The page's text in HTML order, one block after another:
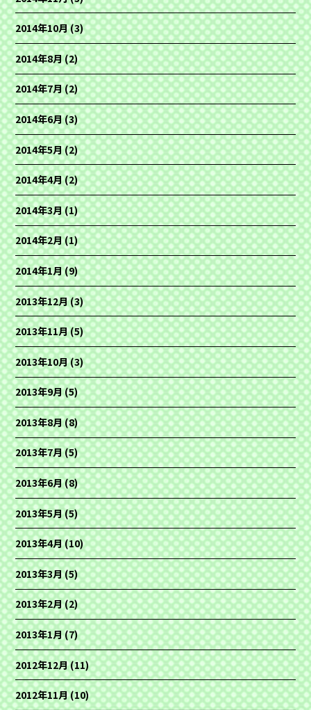
2014年10月(3)
2014年8月(2)
2014年7月(2)
2014年6月(3)
2014年5月(2)
2014年4月(2)
2014年3月(1)
2014年2月(1)
2014年1月(9)
2013年12月(3)
2013年11月(5)
2013年10月(3)
2013年9月(5)
2013年8月(8)
2013年7月(5)
2013年6月(8)
2013年5月(5)
2013年4月(10)
2013年3月(5)
2013年2月(2)
2013年1月(7)
2012年12月(11)
2012年11月(10)